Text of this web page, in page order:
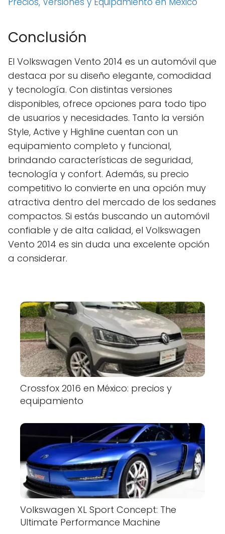
Conclusión
El Volkswagen Vento 2014 es un automóvil que
destaca por su diseño elegante, comodidad
y tecnología. Con distintas versiones
disponibles, ofrece opciones para todo tipo
de usuarios y necesidades. Tanto la versión
Style, Active y Highline cuentan con un
equipamiento completo y funcional,
brindando características de seguridad,
tecnología y confort. Además, su precio
competitivo lo convierte en una opción muy
atractiva dentro del mercado de los sedanes
compactos. Si estás buscando un automóvil
confiable y de alta calidad, el Volkswagen
Vento 2014 es sin duda una excelente opción
a considerar.
Crossfox 2016 en México: precios y
equipamiento
Volkswagen XL Sport Concept: The
Ultimate Performance Machine